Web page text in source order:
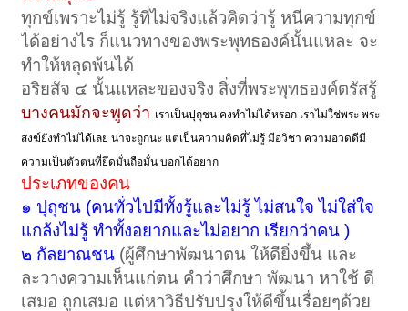
ทุกข์เพราะไม่รู้ รู้ที่ไม่จริงแล้วคิดว่ารู้ หนีความทุกข์
ได้อย่างไร ก็แนวทางของพระพุทธองค์นั้นแหละ จะ
ทำให้หลุดพ้นได้
อริยสัจ ๔ นั้นแหละของจริง สิ่งที่พระพุทธองค์ตรัสรู้
บางคนมักจะพูดว่า เราเป็นปุถุชน คงทำไม่ได้หรอก เราไม่ใช่พระ พระ
สงฆ์ยังทำไม่ได้เลย น่าจะถูกนะ แต่เป็นความคิดที่ไม่รู้ มีอวิชา ความอวดดีมี
ความเป็นตัวตนที่ยึดมั่นถือมั่น บอกได้อยาก
ประเภทของคน
๑ ปุถุชน (คนทั่วไปมีทั้งรู้และไม่รู้ ไม่สนใจ ไม่ใส่ใจ
แกล้งไม่รู้ ทำทั้งอยากและไม่อยาก เรียกว่าคน )
๒ กัลยาณชน (ผู้ศึกษาพัฒนาตน ให้ดียิ่งขึ้น และ
ละวางความเห็นแก่ตน คำว่าศึกษา พัฒนา หาใช้ ดี
เสมอ ถูกเสมอ แต่หาวิธีปรับปรุงให้ดีขึ้นเรื่อยๆด้วย